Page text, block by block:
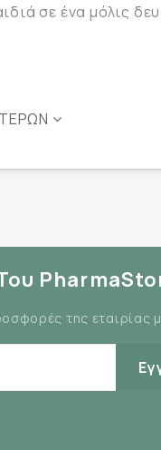
σε ένα μόλις
της εταιρίας